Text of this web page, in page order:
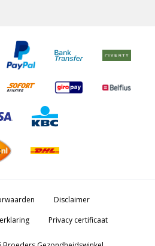
Disclaimer
Privacy certificaat